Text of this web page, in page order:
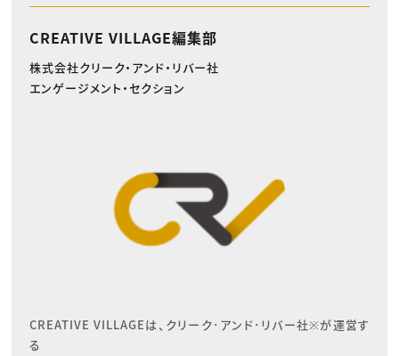
CREATIVE VILLAGE編集部
株式会社クリーク・アンド・リバー社
エンゲージメント・セクション
CREATIVE VILLAGEは、クリーク･アンド･リバー社※が運営す
る